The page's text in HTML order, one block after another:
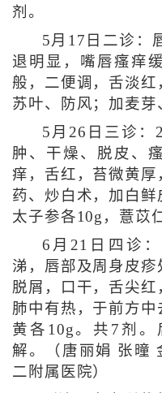
剂。
5月17日二诊：
退明显，嘴唇瘙痒
般，二便调，舌淡
苏叶、防风；加麦芽
5月26日三诊：
肿、干燥、脱皮、
痒，舌红，苔微黄
药、炒白术，加白鲜
太子参各10g，薏苡
6月21日四诊
涕，唇部及周身皮疹
脱屑，口干，舌尖
肺中有热，于前方
黄各10g。共7剂
解。（唐丽娟 张曈
二附属医院）